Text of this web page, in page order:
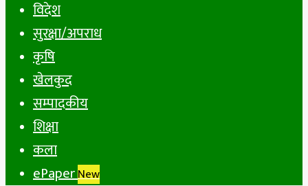
विदेश
सुरक्षा/अपराध
कृषि
खेलकुद
सम्पादकीय
शिक्षा
कला
ePaperNew